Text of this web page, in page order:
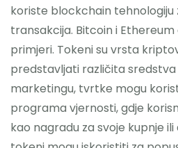
koriste blockchain tehnologiju
transakcija. Bitcoin i
primjeri. Tokeni su vrsta
predstavljati različita sredstva
marketingu, tvrtke mogu
programa vjernosti, gdje
kao nagradu za svoje kupnje ili